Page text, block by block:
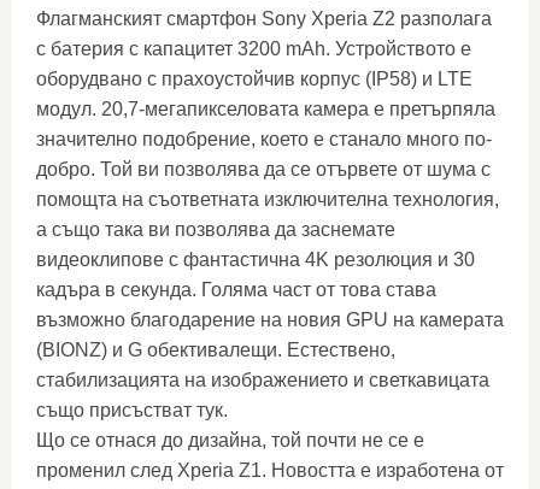
Флагманският смартфон Sony Xperia Z2 разполага
с батерия с капацитет 3200 mAh. Устройството е
оборудвано с прахоустойчив корпус (IP58) и LTE
модул. 20,7-мегапикселовата камера е претърпяла
значително подобрение, което е станало много по-
добро. Той ви позволява да се отървете от шума с
помощта на съответната изключителна технология,
а също така ви позволява да заснемате
видеоклипове с фантастична 4K резолюция и 30
кадъра в секунда. Голяма част от това става
възможно благодарение на новия GPU на камерата
(BIONZ) и G обективалещи. Естествено,
стабилизацията на изображението и светкавицата
също присъстват тук.
Що се отнася до дизайна, той почти не се е
променил след Xperia Z1. Новостта е изработена от